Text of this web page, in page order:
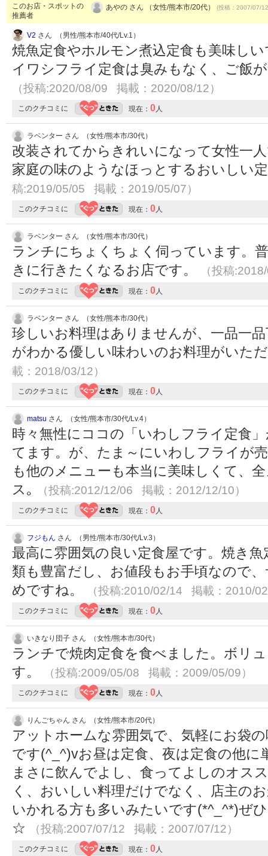
このお店・スポットの
推薦者
あやの さん （女性/熊本市/20代） (投稿：2007/07/
V2 さん （男性/熊本市/40代/Lv.1）
焼魚定食やホルモン煮込定食も美味し
イワシフライ定食は臭みもなく、ご飯
（投稿:2020/08/09 掲載：2020/08/12）
このクチコミに 現在： 0 人
ラベンター さん （女性/熊本市/30代）
改装されてからきれいになって女性一
家庭の味のようなほっとするおいしい
稿:2019/05/05 掲載：2019/05/07）
このクチコミに 現在： 0 人
ラベンター さん （女性/熊本市/30代）
ランチにちょくちょく伺っています。
きに行きたくなるお店です。
（投稿
このクチコミに 現在： 0 人
ラベンター さん （女性/熊本市/30代）
珍しいお料理はありませんが、一品一
がわかる優しい味わいのお料理がいた
載：2018/03/12）
このクチコミに 現在： 0 人
matsu さん （女性/熊本市/30代/Lv.4）
時々無性にココの「いわしフライ定食
てます。が、たま～にいわしフライ
も他のメニューも本当に美味しくて、
ス｡
（投稿:2012/12/06 掲載：2012/12/10）
このクチコミに 現在： 0 人
フジもん さん （男性/熊本市/30代/Lv.3）
最高に雰囲気の良い定食屋です。焼き
類も豊富だし、お値段もお手頃なので
めですね。
（投稿:2010/02/14 掲載：2010/
このクチコミに 現在： 0 人
いきなり団子 さん （女性/熊本市/30代）
ランチで焼肉定食を食べました。ボリ
す。
（投稿:2009/05/08 掲載：2009/05/09）
このクチコミに 現在： 0 人
りんごちゃん さん （女性/熊本市/20代）
アットホームな雰囲気で、気軽にお袋
です(^_^)vお昼は定食、夜は定食の他に
まさに飲んでよし、食ってよしのオス
く、おいしい料理だけでなく、店主の
いかれる方も多いみたいです(*^_^*)ぜ
☆
（投稿:2007/07/12 掲載：2007/07/12）
このクチコミに 現在： 0 人